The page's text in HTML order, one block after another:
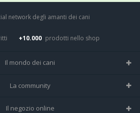
network degli amanti dei cani
+10.000 prodotti nello shop
Il mondo dei cani
Tutte le razze
La community
Home
Il negozio online